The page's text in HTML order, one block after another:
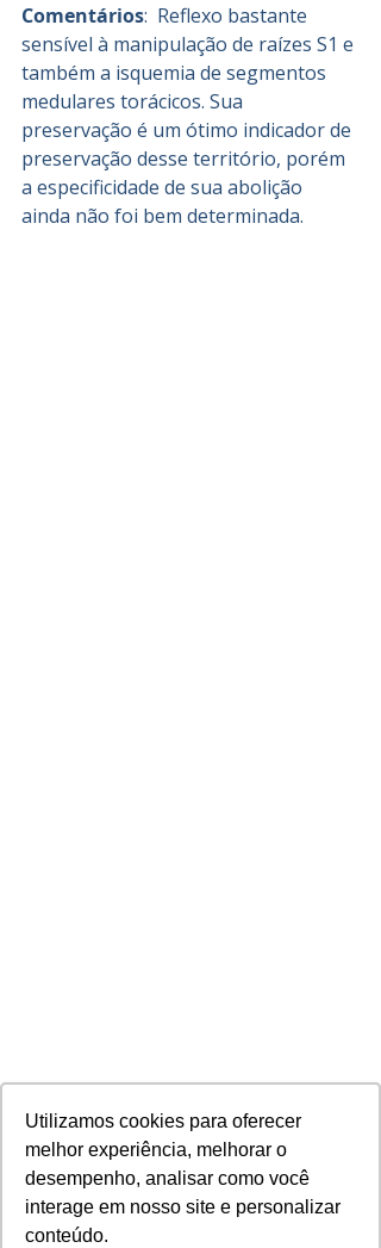
Utilizamos cookies para oferecer
melhor experiência, melhorar o
desempenho, analisar como você
interage em nosso site e personalizar
conteúdo.
Utilizamos cookies para oferecer
melhor experiência, melhorar o
desempenho, analisar como você
interage em nosso site e personalizar
conteúdo.
Comentários:  Reflexo bastante
sensível à manipulação de raízes S1 e
também a isquemia de segmentos
medulares torácicos. Sua
preservação é um ótimo indicador de
preservação desse território, porém
a especificidade de sua abolição
ainda não foi bem determinada.